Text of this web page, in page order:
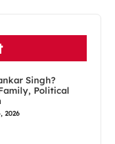
Singh?
Political
2026